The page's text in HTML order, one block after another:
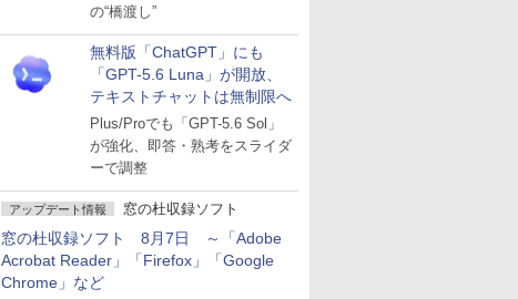
の“橋渡し”
無料版「ChatGPT」にも
「GPT-5.6 Luna」が開放、
テキストチャットは無制限へ
Plus/Proでも「GPT-5.6 Sol」
が強化、即答・熟考をスライダ
ーで調整
アップデート情報 窓の杜収録ソフト
窓の杜収録ソフト 8月7日 ～「Adobe
Acrobat Reader」「Firefox」「Google
Chrome」など